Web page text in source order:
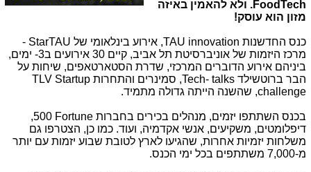
.FoodTech ולא להאמין באיזה
מזון הוא עוסק!
כנס החדשנות TAU innovation, אירוע בינלאומי של StarTAU
-
מרכז היזמות של אוניברסיטת תל אביב, קיים 30 אירועים ב
-3 ימים,
ביניהם אירוע הדוברים המרכזי, שדרת הסטארטאפים, שיחות על
הבר ברוטשילד Tech- talks, סמינרים והתחרות TLV Startup
challenge, שהשנה הייתה גדולה מתמיד.
בכנס השתתפו יזמים, מנהלים בכירים בחברות Fortune
500,
דיפלומטים, משקיעים, אנשי אקדמיה, ועוד. כמו כן, הצטרפו גם
משלחות יזמיות אחרות, שהגיעו לארץ לטובת שבוע יזמות עם יותר
מ-7,000 משתתפים בכל ימי הכנס.